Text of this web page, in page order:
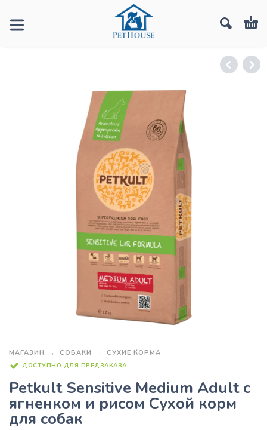
МАГАЗИН СОБАКИ СУХИЕ КОРМА
ДОСТУПНО ДЛЯ ПРЕДЗАКАЗА
Petkult Sensitive Medium Adult с
ягненком и рисом Сухой корм
для собак